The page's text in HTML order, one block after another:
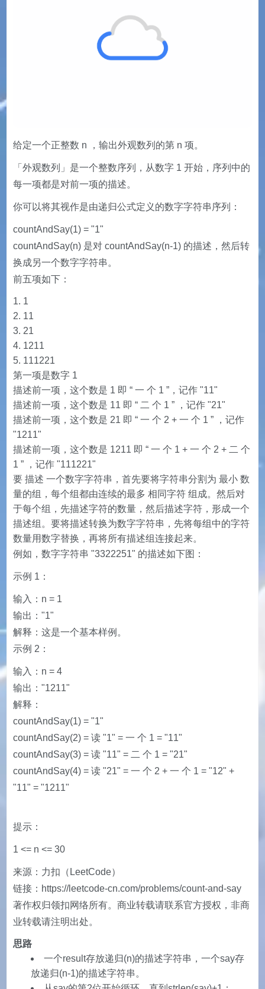
给定一个正整数 n ，输出外观数列的第 n 项。
「外观数列」是一个整数序列，从数字 1 开始，序列中的
每一项都是对前一项的描述。
你可以将其视作是由递归公式定义的数字字符串序列：
countAndSay(1) = "1"
countAndSay(n) 是对 countAndSay(n-1) 的描述，然后转
换成另一个数字字符串。
前五项如下：
1
11
21
1211
111221
第一项是数字 1
描述前一项，这个数是 1 即 “ 一 个 1 ”，记作 "11"
描述前一项，这个数是 11 即 “ 二 个 1 ” ，记作 "21"
描述前一项，这个数是 21 即 “ 一 个 2 + 一 个 1 ” ，记作
"1211"
描述前一项，这个数是 1211 即 “ 一 个 1 + 一 个 2 + 二 个
1 ” ，记作 "111221"
要 描述 一个数字字符串，首先要将字符串分割为 最小 数
量的组，每个组都由连续的最多 相同字符 组成。然后对
于每个组，先描述字符的数量，然后描述字符，形成一个
描述组。要将描述转换为数字字符串，先将每组中的字符
数量用数字替换，再将所有描述组连接起来。
例如，数字字符串 "3322251" 的描述如下图：
示例 1：
输入：n = 1
输出："1"
解释：这是一个基本样例。
示例 2：
输入：n = 4
输出："1211"
解释：
countAndSay(1) = "1"
countAndSay(2) = 读 "1" = 一 个 1 = "11"
countAndSay(3) = 读 "11" = 二 个 1 = "21"
countAndSay(4) = 读 "21" = 一 个 2 + 一 个 1 = "12" +
"11" = "1211"
提示：
1 <= n <= 30
来源：力扣（LeetCode）
链接：https://leetcode-cn.com/problems/count-and-say
著作权归领扣网络所有。商业转载请联系官方授权，非商
业转载请注明出处。
思路
一个result存放递归(n)的描述字符串，一个say存
放递归(n-1)的描述字符串。